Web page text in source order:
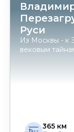
Руси
Из Москвы - к
вековым
365 км